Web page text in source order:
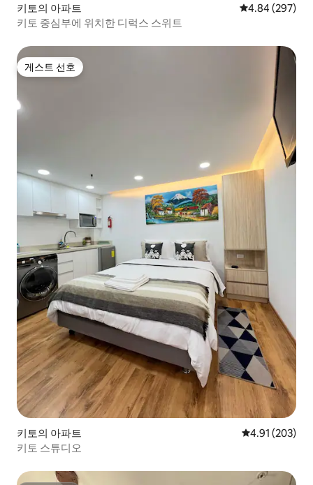
키토의 아파트 평점 4.84점(5
4.84 (297)
키토 중심부에 위치한 디럭스 스위트
게스트 선호
게스트 선호
키토의 아파트 평점 4.91점(5
4.91 (203)
키토 스튜디오